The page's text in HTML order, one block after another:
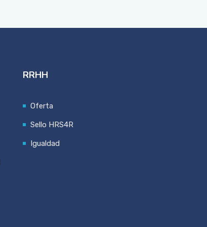
RRHH
Oferta
Sello HRS4R
Igualdad